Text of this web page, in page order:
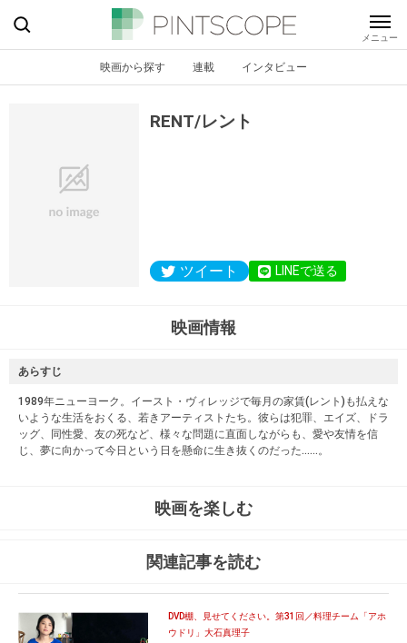
映画から探す 連載 インタビュー
RENT/レント
ツイート LINEで送る
映画情報
あらすじ
1989年ニューヨーク。イースト・ヴィレッジで毎月の家賃(レント)も払えな
いような生活をおくる、若きアーティストたち。彼らは犯罪、エイズ、ドラ
ッグ、同性愛、友の死など、様々な問題に直面しながらも、愛や友情を信
じ、夢に向かって今日という日を懸命に生き抜くのだった……。
映画を楽しむ
関連記事を読む
DVD棚、見せてください。第31回／料理チーム「アホ
ウドリ」大石真理子